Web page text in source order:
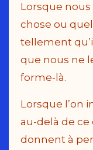
Lorsque
chose ou
tellement
que nous ne
forme-là.
Lorsque l’on
au-delà de ce
donnent à